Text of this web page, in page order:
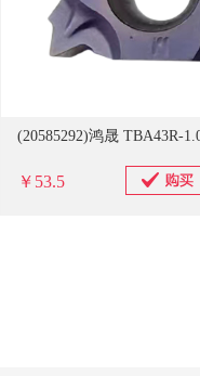
￥53.5